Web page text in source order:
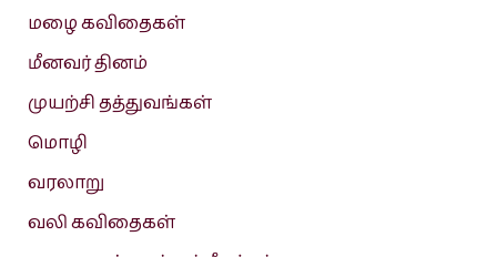
மழை கவிதைகள்
மீனவர் தினம்
முயற்சி தத்துவங்கள்
மொழி
வரலாறு
வலி கவிதைகள்